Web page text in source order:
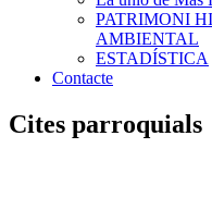
PATRIMONI
AMBIENTAL
ESTADÍSTICA
Contacte
Cites parroquials